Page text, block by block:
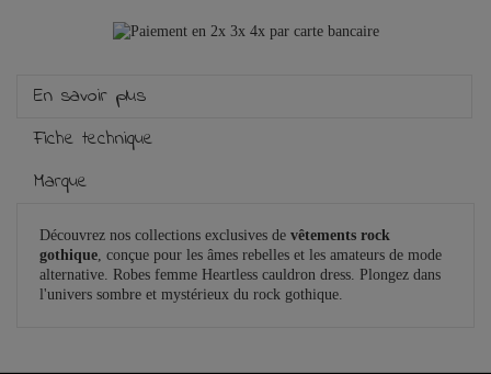
En savoir plus
Fiche technique
Marque
Découvrez nos collections exclusives de vêtements rock
gothique, conçue pour les âmes rebelles et les amateurs de mode
alternative. Robes femme Heartless cauldron dress. Plongez dans
l'univers sombre et mystérieux du rock gothique.